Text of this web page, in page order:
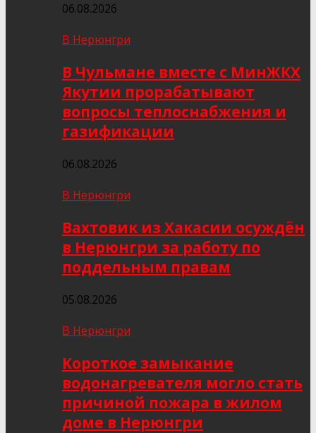
06.08.2026
В Нерюнгри
В Чульмане вместе с МинЖКХ
Якутии прорабатывают
вопросы теплоснабжения и
газификации
06.08.2026
В Нерюнгри
Вахтовик из Хакасии осуждён
в Нерюнгри за работу по
поддельным правам
05.08.2026
В Нерюнгри
Короткое замыкание
водонагревателя могло стать
причиной пожара в жилом
доме в Нерюнгри